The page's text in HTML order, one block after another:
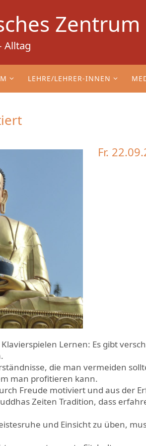
Alltag
LEHRE/LEHRER-INNEN
Fr.
Lernen: Es gibt
die man vermeiden
man profitieren kann.
Freude motiviert und aus der
Zeiten Tradition, dass
und Einsicht zu üben,